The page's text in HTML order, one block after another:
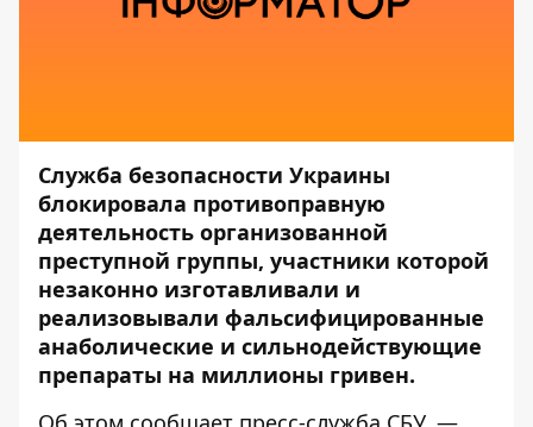
Служба безопасности Украины
блокировала противоправную
деятельность организованной
преступной группы, участники которой
незаконно изготавливали и
реализовывали фальсифицированные
анаболические и сильнодействующие
препараты на миллионы гривен.